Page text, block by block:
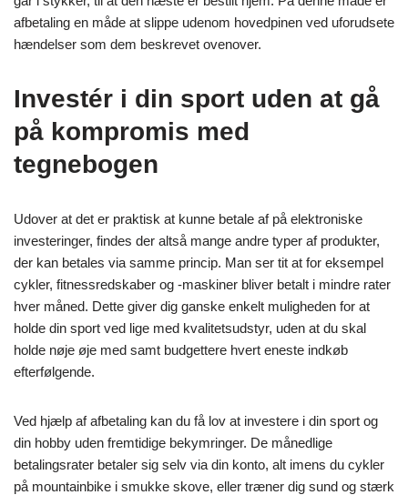
afbetaling en måde at slippe udenom hovedpinen ved uforudsete
hændelser som dem beskrevet ovenover.
Investér i din sport uden at gå
på kompromis med
tegnebogen
Udover at det er praktisk at kunne betale af på elektroniske
investeringer, findes der altså mange andre typer af produkter,
der kan betales via samme princip. Man ser tit at for eksempel
cykler, fitnessredskaber og -maskiner bliver betalt i mindre rater
hver måned. Dette giver dig ganske enkelt muligheden for at
holde din sport ved lige med kvalitetsudstyr, uden at du skal
holde nøje øje med samt budgettere hvert eneste indkøb
efterfølgende.
Ved hjælp af afbetaling kan du få lov at investere i din sport og
din hobby uden fremtidige bekymringer. De månedlige
betalingsrater betaler sig selv via din konto, alt imens du cykler
på mountainbike i smukke skove, eller træner dig sund og stærk